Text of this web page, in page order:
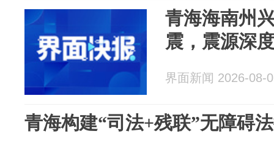
青海海南州
震，震源深
界面新闻 2026-08-
青海构建“司法+残联”无障碍